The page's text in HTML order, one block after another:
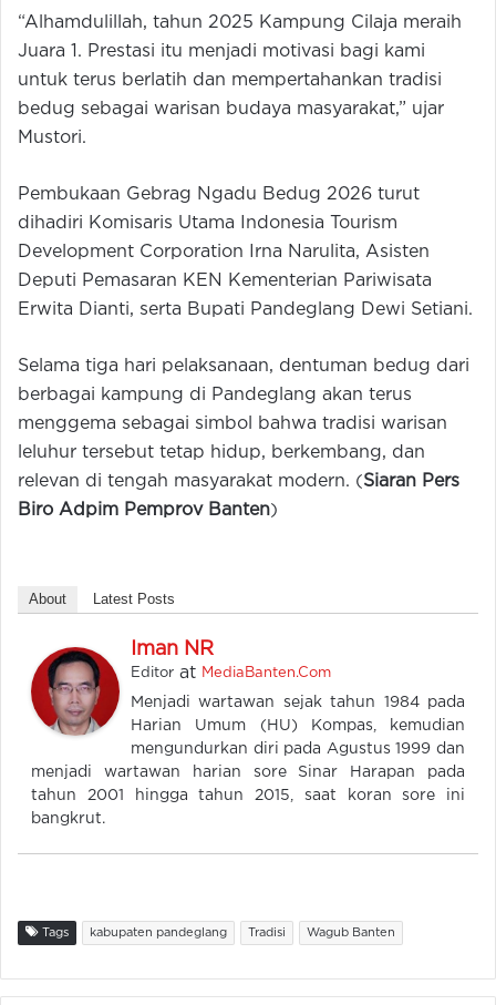
“Alhamdulillah, tahun 2025 Kampung Cilaja meraih
Juara 1. Prestasi itu menjadi motivasi bagi kami
untuk terus berlatih dan mempertahankan tradisi
bedug sebagai warisan budaya masyarakat,” ujar
Mustori.
Pembukaan Gebrag Ngadu Bedug 2026 turut
dihadiri Komisaris Utama Indonesia Tourism
Development Corporation Irna Narulita, Asisten
Deputi Pemasaran KEN Kementerian Pariwisata
Erwita Dianti, serta Bupati Pandeglang Dewi Setiani.
Selama tiga hari pelaksanaan, dentuman bedug dari
berbagai kampung di Pandeglang akan terus
menggema sebagai simbol bahwa tradisi warisan
leluhur tersebut tetap hidup, berkembang, dan
relevan di tengah masyarakat modern. (Siaran Pers
Biro Adpim Pemprov Banten)
About Latest Posts
Iman NR
Editor at MediaBanten.Com
Menjadi wartawan sejak tahun 1984 pada
Harian Umum (HU) Kompas, kemudian
mengundurkan diri pada Agustus 1999 dan
menjadi wartawan harian sore Sinar Harapan pada
tahun 2001 hingga tahun 2015, saat koran sore ini
bangkrut.
Tags kabupaten pandeglang Tradisi Wagub Banten